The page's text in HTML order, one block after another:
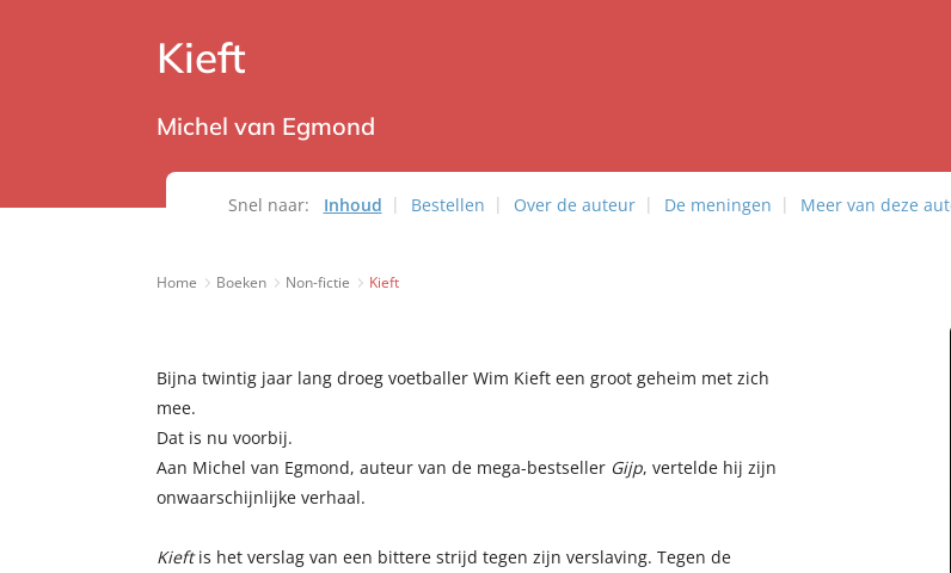
Kieft
Michel van Egmond
Snel naar: Inhoud Bestellen Over de auteur De meningen Meer van deze
Home Boeken Non-fictie Kieft
Bijna twintig jaar lang droeg voetballer Wim Kieft een groot geheim met zich
mee.
Dat is nu voorbij.
Aan Michel van Egmond, auteur van de mega-bestseller Gijp, vertelde hij zijn
onwaarschijnlijke verhaal.
Kieftis het verslag van een bittere strijd tegen zijn verslaving. Tegen de